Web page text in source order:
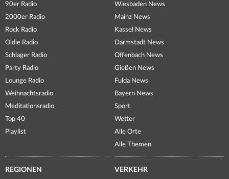
90er Radio
2000er Radio
Rock Radio
Oldie Radio
Schlager Radio
Party Radio
Lounge Radio
Weihnachtsradio
Meditationsradio
Top 40
Playlist
Wiesbaden News
Mainz News
Kassel News
Darmstadt News
Offenbach News
Gießen News
Fulda News
Bayern News
Sport
Wetter
Alle Orte
Alle Themen
REGIONEN VERKEHR